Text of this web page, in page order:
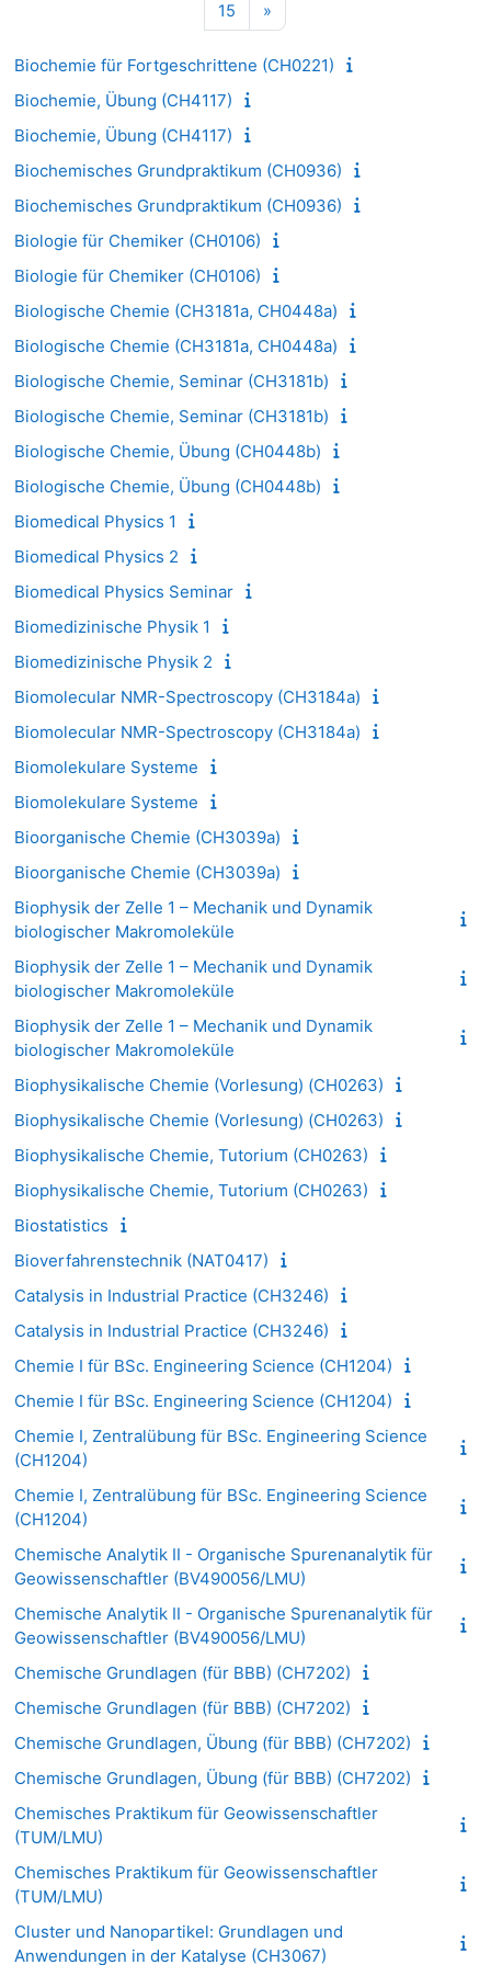
15 Seite 15
»
Biochemie für Fortgeschrittene (CH0221)
Biochemie, Übung (CH4117)
Biochemie, Übung (CH4117)
Biochemisches Grundpraktikum (CH0936)
Biochemisches Grundpraktikum (CH0936)
Biologie für Chemiker (CH0106)
Biologie für Chemiker (CH0106)
Biologische Chemie (CH3181a, CH0448a)
Biologische Chemie (CH3181a, CH0448a)
Biologische Chemie, Seminar (CH3181b)
Biologische Chemie, Seminar (CH3181b)
Biologische Chemie, Übung (CH0448b)
Biologische Chemie, Übung (CH0448b)
Biomedical Physics 1
Biomedical Physics 2
Biomedical Physics Seminar
Biomedizinische Physik 1
Biomedizinische Physik 2
Biomolecular NMR-Spectroscopy (CH3184a)
Biomolecular NMR-Spectroscopy (CH3184a)
Biomolekulare Systeme
Biomolekulare Systeme
Bioorganische Chemie (CH3039a)
Bioorganische Chemie (CH3039a)
Biophysik der Zelle 1 – Mechanik und Dynamik
biologischer Makromoleküle
Biophysik der Zelle 1 – Mechanik und Dynamik
biologischer Makromoleküle
Biophysik der Zelle 1 – Mechanik und Dynamik
biologischer Makromoleküle
Biophysikalische Chemie (Vorlesung) (CH0263)
Biophysikalische Chemie (Vorlesung) (CH0263)
Biophysikalische Chemie, Tutorium (CH0263)
Biophysikalische Chemie, Tutorium (CH0263)
Biostatistics
Bioverfahrenstechnik (NAT0417)
Catalysis in Industrial Practice (CH3246)
Catalysis in Industrial Practice (CH3246)
Chemie I für BSc. Engineering Science (CH1204)
Chemie I für BSc. Engineering Science (CH1204)
Chemie I, Zentralübung für BSc. Engineering Science
(CH1204)
Chemie I, Zentralübung für BSc. Engineering Science
(CH1204)
Chemische Analytik II - Organische Spurenanalytik für
Geowissenschaftler (BV490056/LMU)
Chemische Analytik II - Organische Spurenanalytik für
Geowissenschaftler (BV490056/LMU)
Chemische Grundlagen (für BBB) (CH7202)
Chemische Grundlagen (für BBB) (CH7202)
Chemische Grundlagen, Übung (für BBB) (CH7202)
Chemische Grundlagen, Übung (für BBB) (CH7202)
Chemisches Praktikum für Geowissenschaftler
(TUM/LMU)
Chemisches Praktikum für Geowissenschaftler
(TUM/LMU)
Cluster und Nanopartikel: Grundlagen und
Anwendungen in der Katalyse (CH3067)